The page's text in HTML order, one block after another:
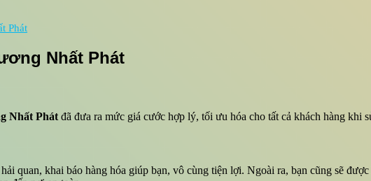
Phát
Nhất Phát
Nhất Phát đã đưa ra mức giá cước hợp lý, tối ưu hóa cho tất cả khách hàng khi
quan, khai báo hàng hóa giúp bạn, vô cùng tiện lợi. Ngoài ra, bạn cũng sẽ